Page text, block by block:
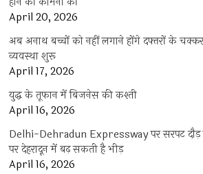
April 20, 2026
अब अनाथ बच्चों को नहीं लगाने होंगे दफ्तरों के
व्यवस्था शुरू
April 17, 2026
युद्ध के तूफान में बिजनेस की कश्ती
April 16, 2026
Delhi-Dehradun Expressway पर सरपट दौड़
पर देहरादून में बढ़ सकती है भीड़
April 16, 2026